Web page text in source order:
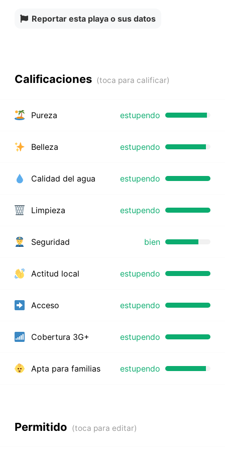
Reportar esta playa o sus datos
Calificaciones
Pureza estupendo
Belleza estupendo
Calidad del agua estupendo
Limpieza estupendo
Seguridad bien
Actitud local estupendo
Acceso estupendo
Cobertura 3G+ estupendo
Apta para familias estupendo
Permitido